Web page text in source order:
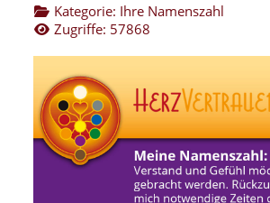
Kategorie: Ihre Namenszahl
Zugriffe: 57868